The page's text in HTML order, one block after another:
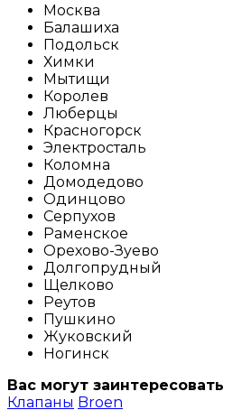
Москва
Балашиха
Подольск
Химки
Мытищи
Королев
Люберцы
Красногорск
Электросталь
Коломна
Домодедово
Одинцово
Серпухов
Раменское
Орехово-Зуево
Долгопрудный
Щелково
Реутов
Пушкино
Жуковский
Ногинск
Вас могут заинтересовать
Клапаны Broen